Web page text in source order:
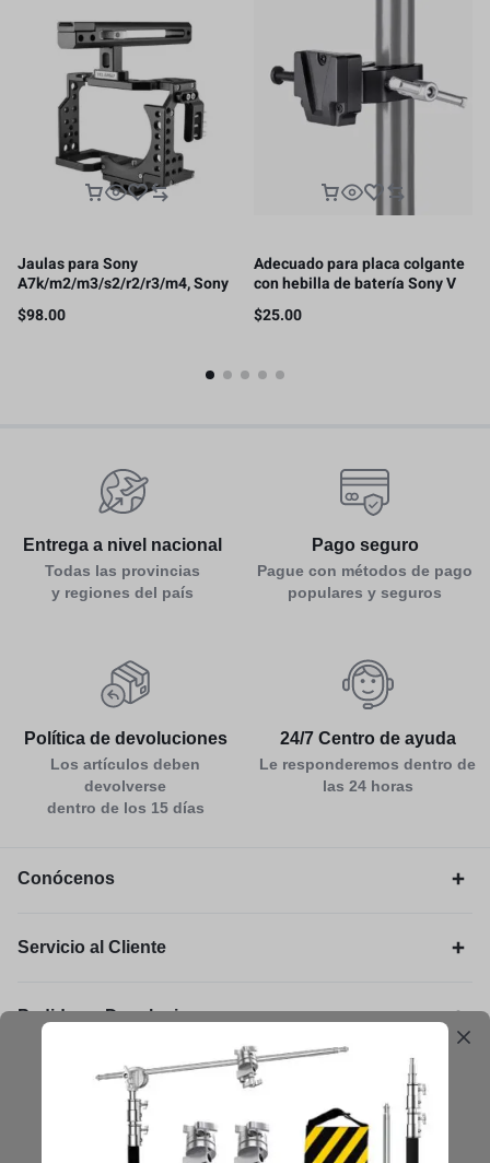
Jaulas para Sony
A7k/m2/m3/s2/r2/r3/m4, Sony
FX30/FX3
$98.00
Adecuado para placa colgante
con hebilla de batería Sony V
con clip de garra de cangrejo
$25.00
Entrega a nivel nacional
Todas las provincias
y regiones del país
Pago seguro
Pague con métodos de pago
populares y seguros
Política de devoluciones
Los artículos deben
devolverse
dentro de los 15 días
24/7 Centro de ayuda
Le responderemos dentro de
las 24 horas
Conócenos
Servicio al Cliente
Pedidos y Devoluciones